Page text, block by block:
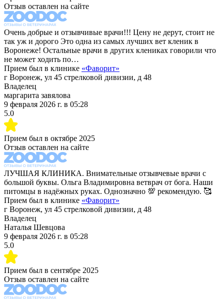
Отзыв оставлен на сайте
Очень добрые и отзывчивые врачи!!! Цену не дерут, стоит не
так уж и дорого Это одна из самых лучших вет кленик в
Воронеже! Остальные врачи в других клениках говорили что
не может ходить по…
Прием был в клинике «Фаворит»
г Воронеж, ул 45 стрелковой дивизии, д 48
Владелец
маргарита завялова
9 февраля 2026 г. в 05:28
5.0
Прием был в октябре 2025
Отзыв оставлен на сайте
ЛУЧШАЯ КЛИНИКА. Внимательные отзывчевые врачи с
большой буквы. Ольга Владимировна ветврач от бога. Наши
питомцы в надёжных руках. Однозначно 💯 рекомендую. 🥰
Прием был в клинике «Фаворит»
г Воронеж, ул 45 стрелковой дивизии, д 48
Владелец
Наталья Шевцова
9 февраля 2026 г. в 05:28
5.0
Прием был в сентябре 2025
Отзыв оставлен на сайте